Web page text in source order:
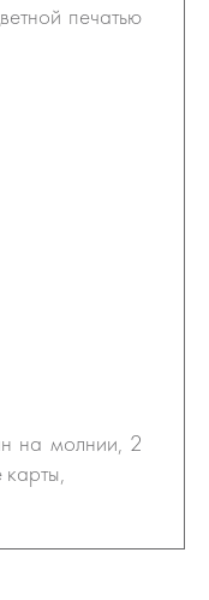
печатью
на молнии, 2